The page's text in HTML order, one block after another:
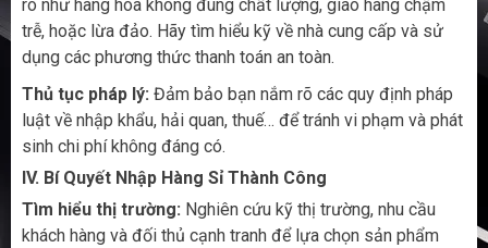
ro như hàng hóa không đúng chất lượng, giao hàng chậm
trễ, hoặc lừa đảo. Hãy tìm hiểu kỹ về nhà cung cấp và sử
dụng các phương thức thanh toán an toàn.
Thủ tục pháp lý: Đảm bảo bạn nắm rõ các quy định pháp
luật về nhập khẩu, hải quan, thuế… để tránh vi phạm và phát
sinh chi phí không đáng có.
IV. Bí Quyết Nhập Hàng Sỉ Thành Công
Tìm hiểu thị trường: Nghiên cứu kỹ thị trường, nhu cầu
khách hàng và đối thủ cạnh tranh để lựa chọn sản phẩm